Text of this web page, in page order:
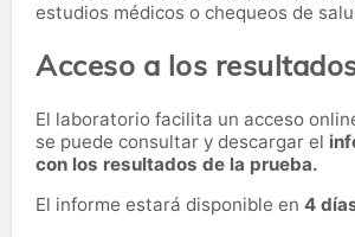
estudios médicos o chequeos de
Acceso a los
El laboratorio facilita un acceso
se puede consultar y descargar el
con los resultados de la prueba.
El informe estará disponible en 4